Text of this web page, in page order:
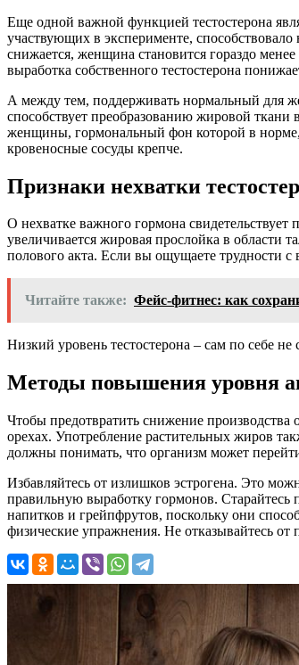
Еще одной важной функцией тестостерона
участвующих в эксперименте,
снижается, женщина становится гораздо
выработка собственного тестостерона
А между тем, поддерживать нормальный для
способствует преобразованию жировой
женщины, гормональный фон которой в норме,
кровеносные сосуды крепче.
Признаки нехватки
О нехватке важного гормона
увеличивается жировая прослойка в области
полового акта. Если вы ощущаете трудности
Читайте также: Фейс-фитнес: как
Низкий уровень тестостерона – сам по себе
Методы повышения уровня
Чтобы предотвратить снижение
орехах. Употребление растительных жиров
должны понимать, что организм может
Избавляйтесь от излишков эстрогена. Это
правильную выработку гормонов. Старайтесь
напитков и грейпфрутов, поскольку они
физические упражнения. Не отказывайтесь